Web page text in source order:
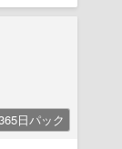
日パック